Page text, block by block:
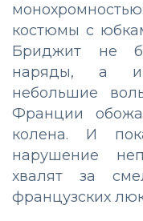
костюмы с
Бриджит не
наряды, а
небольшие
Франции
колена. И
нарушение
хвалят за
французских